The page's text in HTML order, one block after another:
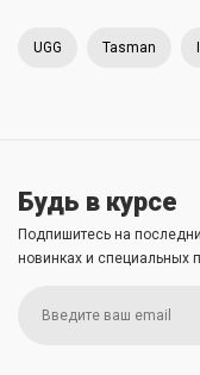
UGG Tasman
Будь в курсе
Подпишитесь на
новинках и специальных